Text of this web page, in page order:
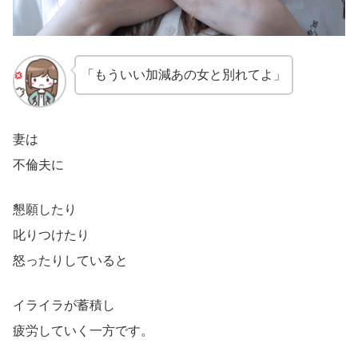
「もういい加減あの女と別れてよ」
妻は
不倫夫に
懇願したり
叱りつけたり
怒ったりしていると
イライラが蓄積し
疲労していく一方です。